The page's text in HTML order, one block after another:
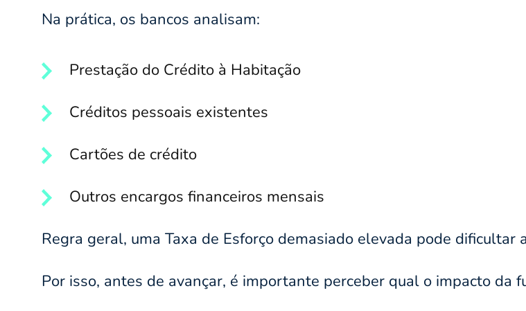
Na prática, os bancos analisam:
Prestação do Crédito à Habitação
Créditos pessoais existentes
Cartões de crédito
Outros encargos financeiros mensais
Regra geral, uma Taxa de Esforço demasiado elevada pode dificultar
Por isso, antes de avançar, é importante perceber qual o impacto da